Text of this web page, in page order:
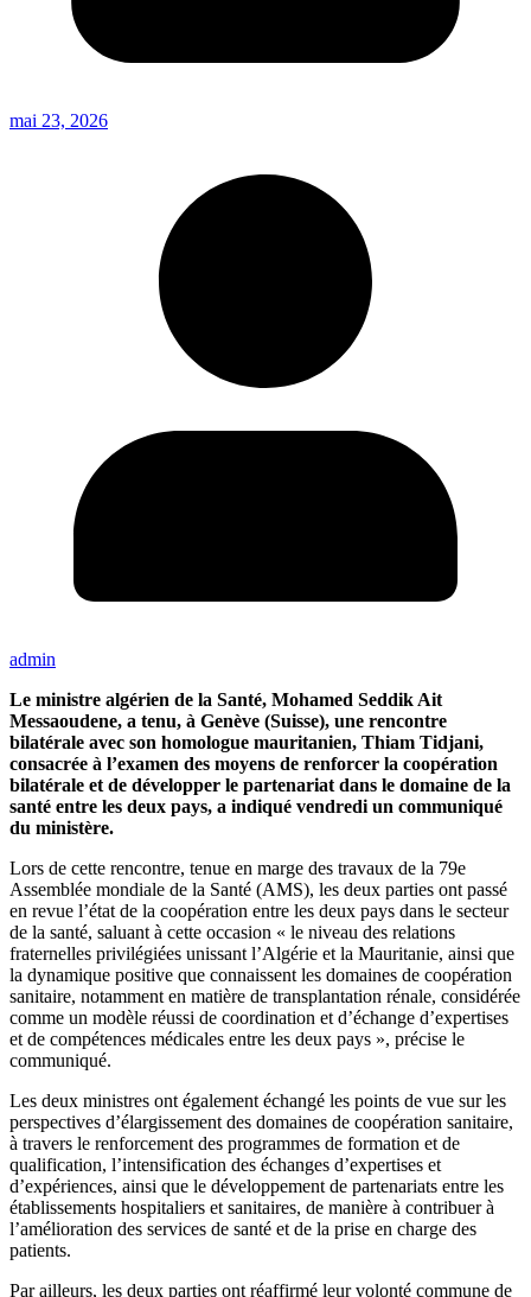
mai 23, 2026
admin
Le ministre algérien de la Santé, Mohamed Seddik Ait
Messaoudene, a tenu, à Genève (Suisse), une rencontre
bilatérale avec son homologue mauritanien, Thiam Tidjani,
consacrée à l’examen des moyens de renforcer la coopération
bilatérale et de développer le partenariat dans le domaine de la
santé entre les deux pays, a indiqué vendredi un communiqué
du ministère.
Lors de cette rencontre, tenue en marge des travaux de la 79e
Assemblée mondiale de la Santé (AMS), les deux parties ont passé
en revue l’état de la coopération entre les deux pays dans le secteur
de la santé, saluant à cette occasion « le niveau des relations
fraternelles privilégiées unissant l’Algérie et la Mauritanie, ainsi que
la dynamique positive que connaissent les domaines de coopération
sanitaire, notamment en matière de transplantation rénale, considérée
comme un modèle réussi de coordination et d’échange d’expertises
et de compétences médicales entre les deux pays », précise le
communiqué.
Les deux ministres ont également échangé les points de vue sur les
perspectives d’élargissement des domaines de coopération sanitaire,
à travers le renforcement des programmes de formation et de
qualification, l’intensification des échanges d’expertises et
d’expériences, ainsi que le développement de partenariats entre les
établissements hospitaliers et sanitaires, de manière à contribuer à
l’amélioration des services de santé et de la prise en charge des
patients.
Par ailleurs, les deux parties ont réaffirmé leur volonté commune de